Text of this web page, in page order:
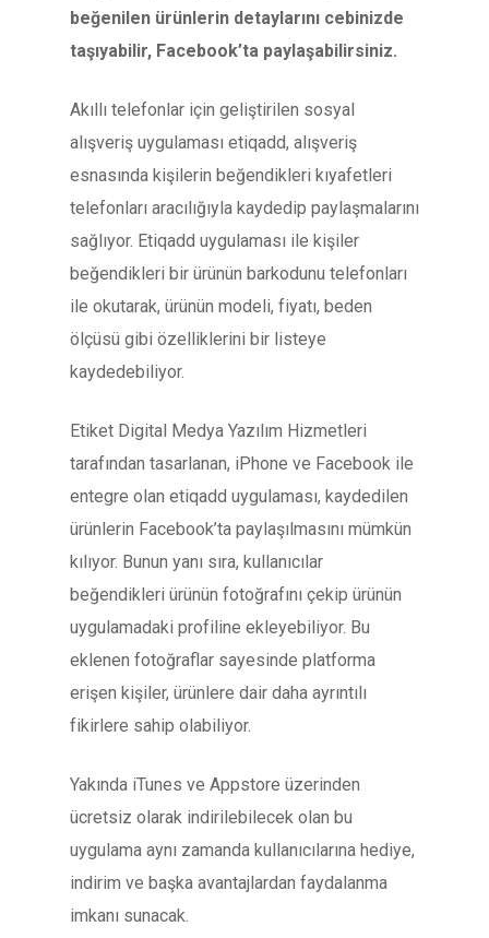
beğenilen ürünlerin detaylarını cebinizde
taşıyabilir, Facebook’ta paylaşabilirsiniz.
Akıllı telefonlar için geliştirilen sosyal
alışveriş uygulaması etiqadd, alışveriş
esnasında kişilerin beğendikleri kıyafetleri
telefonları aracılığıyla kaydedip paylaşmalarını
sağlıyor. Etiqadd uygulaması ile kişiler
beğendikleri bir ürünün barkodunu telefonları
ile okutarak, ürünün modeli, fiyatı, beden
ölçüsü gibi özelliklerini bir listeye
kaydedebiliyor.
Etiket Digital Medya Yazılım Hizmetleri
tarafından tasarlanan, iPhone ve Facebook ile
entegre olan etiqadd uygulaması, kaydedilen
ürünlerin Facebook’ta paylaşılmasını mümkün
kılıyor. Bunun yanı sıra, kullanıcılar
beğendikleri ürünün fotoğrafını çekip ürünün
uygulamadaki profiline ekleyebiliyor. Bu
eklenen fotoğraflar sayesinde platforma
erişen kişiler, ürünlere dair daha ayrıntılı
fikirlere sahip olabiliyor.
Yakında iTunes ve Appstore üzerinden
ücretsiz olarak indirilebilecek olan bu
uygulama aynı zamanda kullanıcılarına hediye,
indirim ve başka avantajlardan faydalanma
imkanı sunacak.